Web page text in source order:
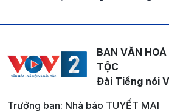
BAN VĂN
TỘC
Đài Tiếng nói
Trưởng ban: Nhà báo TUYẾT MAI